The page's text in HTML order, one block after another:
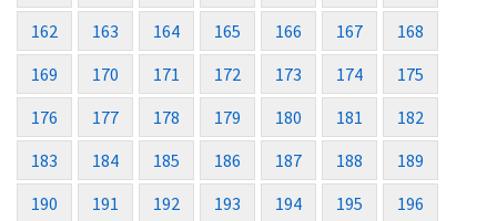
162
163 164 165 166 167
168
169
170 171 172 173 174
175
176
177 178 179 180 181
182
183
184 185 186 187 188
189
190
191 192 193 194 195
196